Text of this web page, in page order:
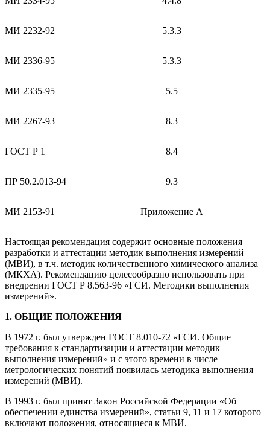
МИ 2232-92 5.3.3
МИ 2336-95 5.3.3
МИ 2335-95 5.5
МИ 2267-93 8.3
ГОСТ Р 1 8.4
ПР 50.2.013-94 9.3
МИ 2153-91 Приложение А
Настоящая рекомендация содержит основные положения
разработки и аттестации методик выполнения измерений
(МВИ), в т.ч. методик количественного химического анализа
(МКХА). Рекомендацию целесообразно использовать при
внедрении ГОСТ Р 8.563-96 «ГСИ. Методики выполнения
измерений».
1. ОБЩИЕ ПОЛОЖЕНИЯ
В 1972 г. был утвержден ГОСТ 8.010-72 «ГСИ. Общие
требования к стандартизации и аттестации методик
выполнения измерений» и с этого времени в числе
метрологических понятий появилась методика выполнения
измерений (МВИ).
В 1993 г. был принят Закон Российской Федерации «Об
обеспечении единства измерений», статьи 9, 11 и 17 которого
включают положения, относящиеся к МВИ.